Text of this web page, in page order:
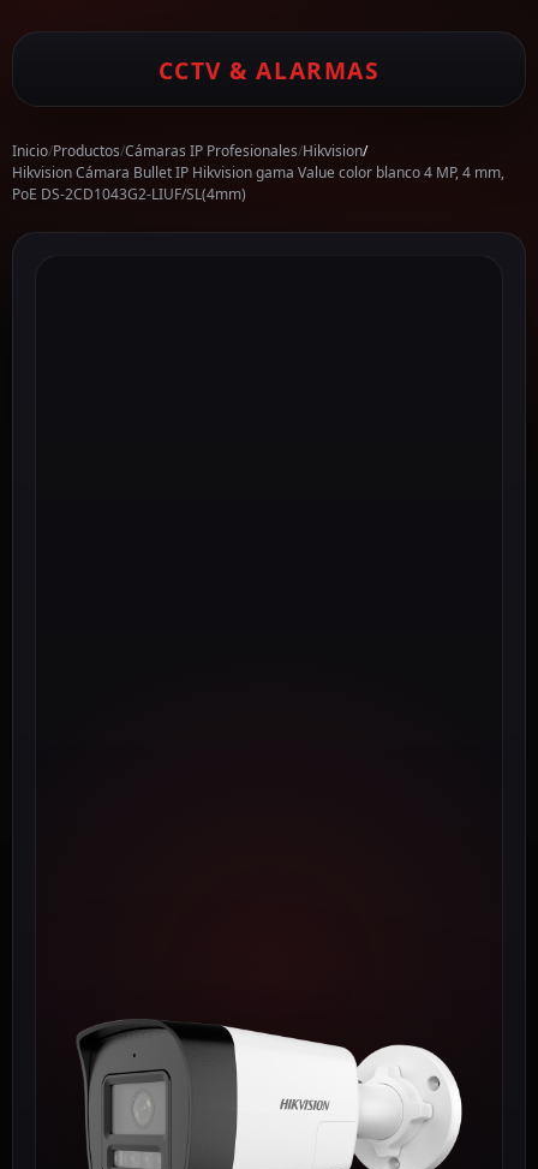
CCTV & ALARMAS
Inicio/Productos/Cámaras IP Profesionales/Hikvision/
Hikvision Cámara Bullet IP Hikvision gama Value color blanco 4 MP, 4 mm,
PoE DS-2CD1043G2-LIUF/SL(4mm)